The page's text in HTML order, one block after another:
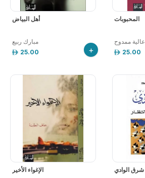
أهل البياض
مبارك ربيع
25.00
+
المحبوبات
عالية ممدوح
25.00
الإغواء الأخير شرق الوادي